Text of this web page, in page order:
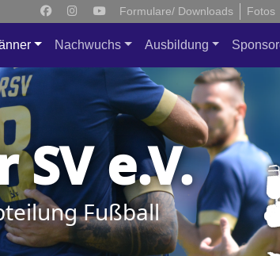
Formulare/ Downloads Fotos
Nachwuchs Ausbildung
e.V.
Fußball